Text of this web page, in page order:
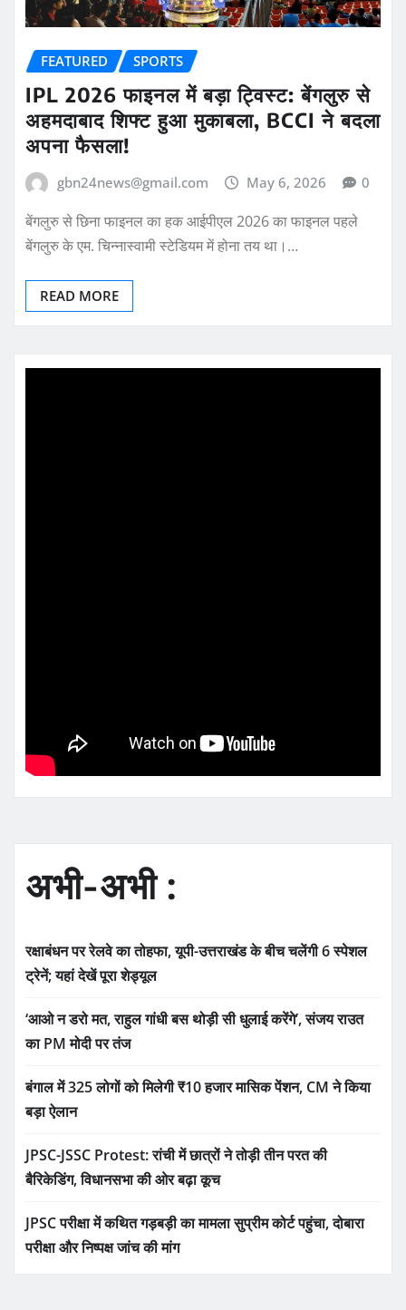
FEATURED SPORTS
IPL 2026 फाइनल में बड़ा ट्विस्ट: बेंगलुरु से
अहमदाबाद शिफ्ट हुआ मुकाबला, BCCI ने बदला
अपना फैसला!
gbn24news@gmail.com May 6, 2026 0
बेंगलुरु से छिना फाइनल का हक आईपीएल 2026 का फाइनल पहले
बेंगलुरु के एम. चिन्नास्वामी स्टेडियम में होना तय था।…
READ MORE
अभी-अभी :
रक्षाबंधन पर रेलवे का तोहफा, यूपी-उत्तराखंड के बीच चलेंगी 6 स्पेशल
ट्रेनें; यहां देखें पूरा शेड्यूल
‘आओ न डरो मत, राहुल गांधी बस थोड़ी सी धुलाई करेंगे’, संजय राउत
का PM मोदी पर तंज
बंगाल में 325 लोगों को मिलेगी ₹10 हजार मासिक पेंशन, CM ने किया
बड़ा ऐलान
JPSC-JSSC Protest: रांची में छात्रों ने तोड़ी तीन परत की
बैरिकेडिंग, विधानसभा की ओर बढ़ा कूच
JPSC परीक्षा में कथित गड़बड़ी का मामला सुप्रीम कोर्ट पहुंचा, दोबारा
परीक्षा और निष्पक्ष जांच की मांग